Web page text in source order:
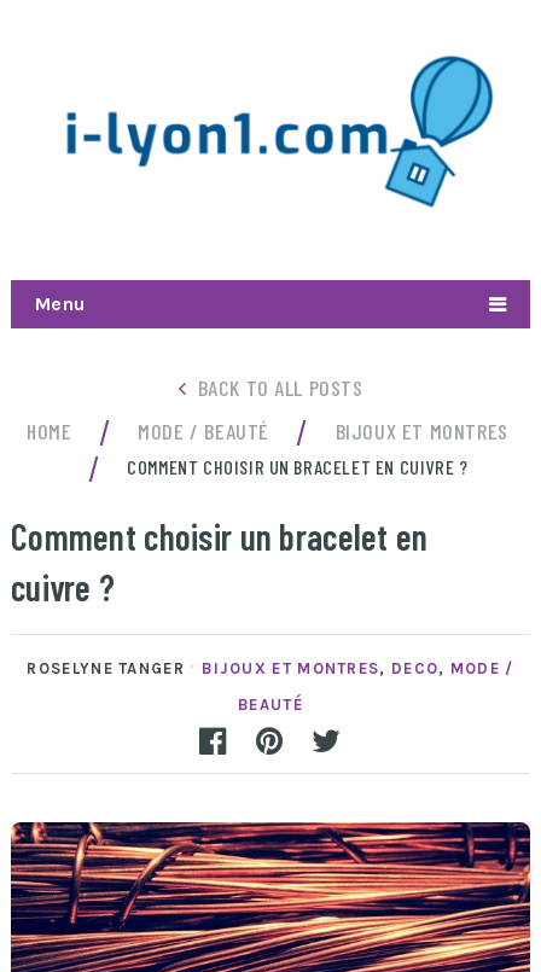
Menu
BACK TO ALL POSTS
HOME
/ MODE / BEAUTÉ / BIJOUX ET MONTRES
/ COMMENT CHOISIR UN BRACELET EN CUIVRE ?
Comment choisir un bracelet en
cuivre ?
ROSELYNE TANGER BIJOUX ET MONTRES, DECO, MODE /
BEAUTÉ